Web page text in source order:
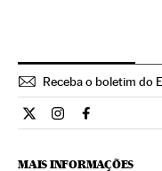
Receba o boletim do
Internacional El País
Internacional El
MAIS INFORMAÇÕES